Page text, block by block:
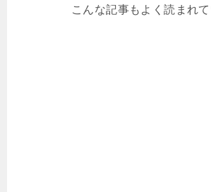
こんな記事もよく読まれ